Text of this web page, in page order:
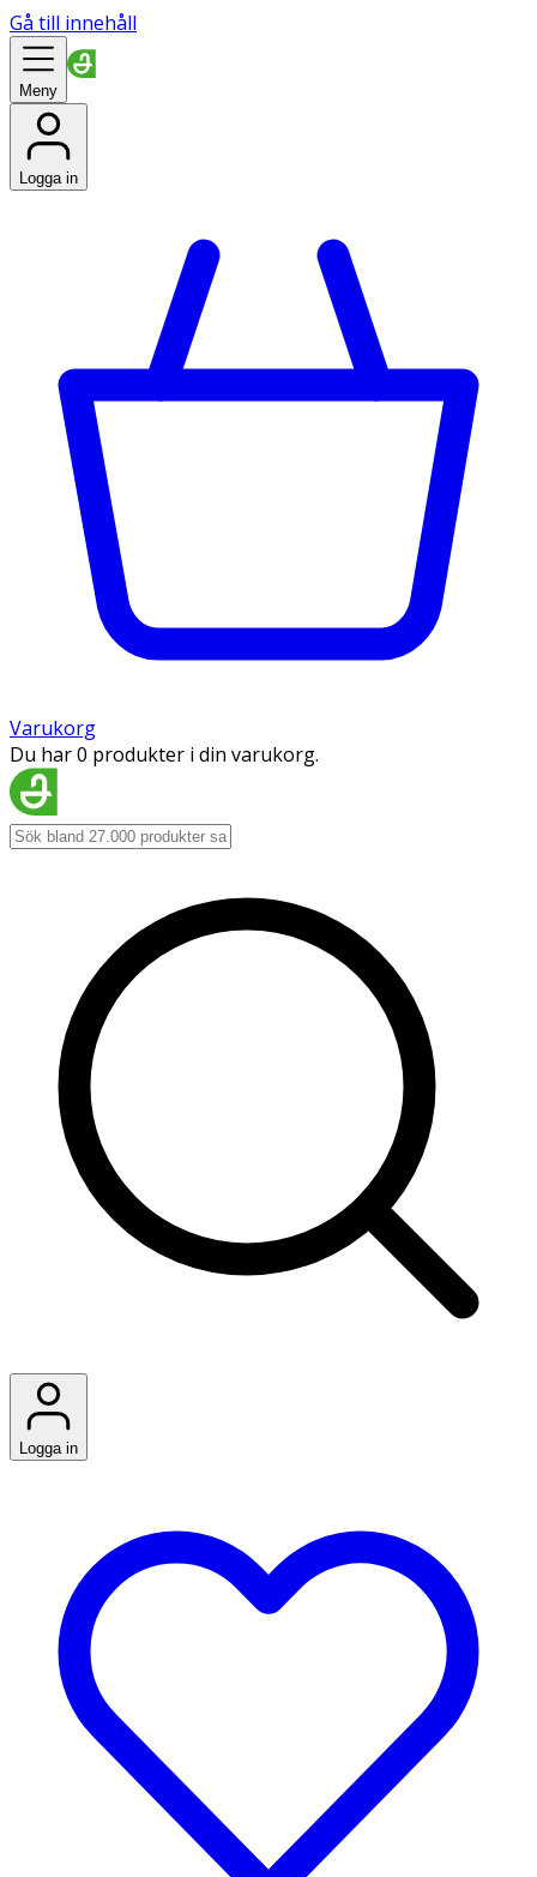
Gå till innehåll
Meny
Logga in
Varukorg
Du har 0 produkter i din varukorg.
Logga in